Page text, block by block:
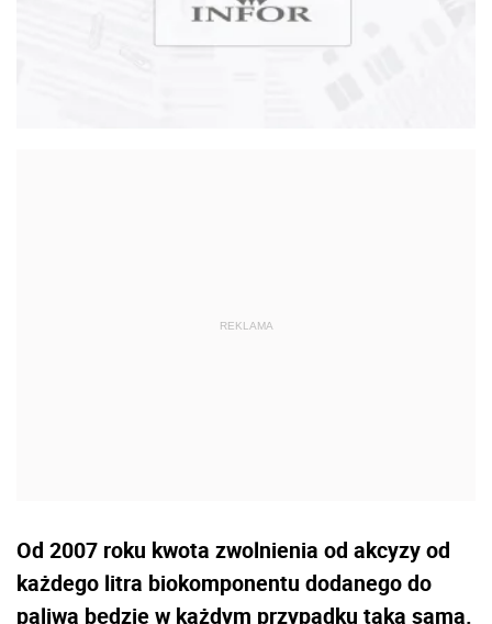
Od 2007 roku kwota zwolnienia od akcyzy od
każdego litra biokomponentu dodanego do
paliwa będzie w każdym przypadku taka sama.